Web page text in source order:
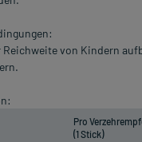
von Kindern
Pro
(1 Stick)